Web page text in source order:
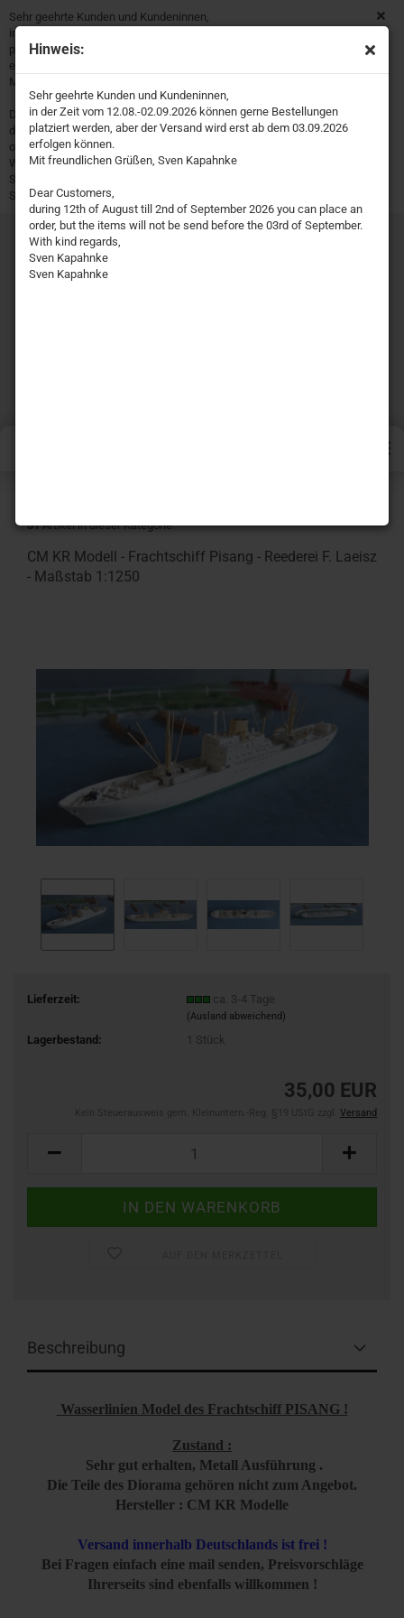
Hinweis:
Sehr geehrte Kunden und Kundeninnen,
in der Zeit vom 12.08.-02.09.2026 können gerne Bestellungen
platziert werden, aber der Versand wird erst ab dem 03.09.2026
erfolgen können.
Mit freundlichen Grüßen, Sven Kapahnke
Dear Customers,
during 12th of August till 2nd of September 2026 you can place an
order, but the items will not be send before the 03rd of September.
With kind regards,
Sven Kapahnke
Sven Kapahnke
Sehr geehrte Kunden und Kundeninnen,
in der Zeit vom 12.08.-02.09.2026 können gerne Bestellungen
platziert werden, aber der Versand wird erst ab dem 03.09.2026
erfolgen können.
Mit freundlichen Grüßen, Sven Kapahnke
Dear Customers,
during 12th of August till 2nd of September 2026 you can place an
order, but the items will not be send before the 03rd of September.
With kind regards,
Sven Kapahnke
Sven Kapahnke
31Artikel in dieser Kategorie
CM KR Modell - Frachtschiff Pisang - Reederei F. Laeisz
- Maßstab 1:1250
Lieferzeit: ca. 3-4 Tage
(Ausland abweichend)
Lagerbestand: Stück
35,00 EUR
Versand
Beschreibung
Wasserlinien Model des Frachtschiff PISANG !
Zustand :
Sehr gut erhalten, Metall Ausführung .
Die Teile des Diorama gehören nicht zum Angebot.
Hersteller : CM KR Modelle
Versand innerhalb Deutschlands ist frei !
Bei Fragen einfach eine mail senden, Preisvorschläge
Ihrerseits sind ebenfalls willkommen !